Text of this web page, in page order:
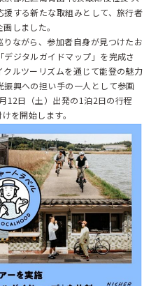
する新たな取組みとして、旅行者
しました。
ながら、参加者自身が見つけたお
ジタルガイドマップ」を完成さ
ルツーリズムを通じて能登の魅力
興への担い手の一人として参画
12日（土）出発の1泊2日の行程
を開始します。